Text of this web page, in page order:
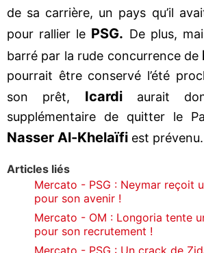
de sa carrière, un pays qu’il
pour rallier le PSG. De plus,
barré par la rude concurrence de
pourrait être conservé l’été
son prêt, Icardiaurait
supplémentaire de quitter le
Nasser Al-Khelaïfi est
Articles liés
Mercato - PSG : Neymar reçoit
pour son avenir !
Mercato - OM : Longoria tente
pour son recrutement !
Mercato - PSG : Un crack de